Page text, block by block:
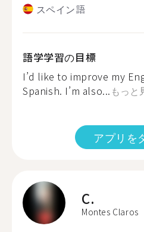
スペイン語
語学学習の目標
I’d like to improve my
Spanish. I’m also... もっと
アプリを
C.
Montes Claros